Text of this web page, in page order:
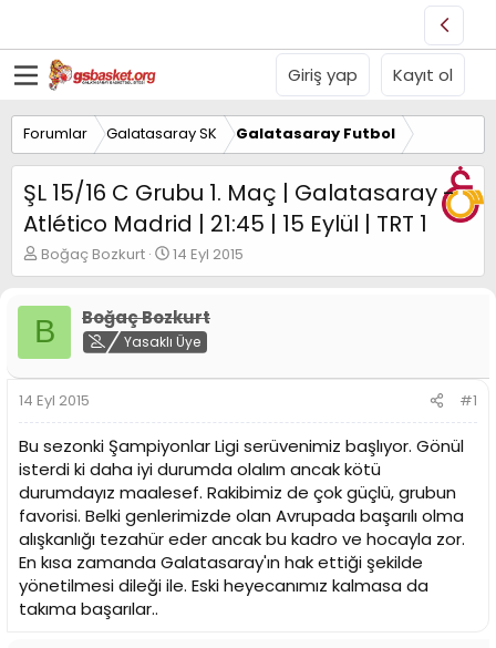
Giriş yap Kayıt ol
Forumlar Galatasaray SK Galatasaray Futbol
ŞL 15/16 C Grubu 1. Maç | Galatasaray -
Atlético Madrid | 21:45 | 15 Eylül | TRT 1
K
o
u
y
B
a
ş
a
t
a
n
Boğaç Bozkurt
B
a
l
a
n
g
a
r
i
h
i
14 Eyl 2015
B Boğaç Bozkurt
Yasaklı Üye
14 Eyl 2015 #1
Bu sezonki Şampiyonlar Ligi serüvenimiz başlıyor. Gönül
isterdi ki daha iyi durumda olalım ancak kötü
durumdayız maalesef. Rakibimiz de çok güçlü, grubun
favorisi. Belki genlerimizde olan Avrupada başarılı olma
alışkanlığı tezahür eder ancak bu kadro ve hocayla zor.
En kısa zamanda Galatasaray'ın hak ettiği şekilde
yönetilmesi dileği ile. Eski heyecanımız kalmasa da
takıma başarılar..